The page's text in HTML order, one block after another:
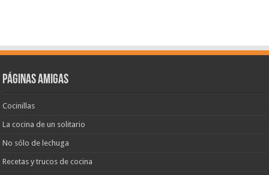
Páginas amigas
Cocinillas
La cocina de un solitario
No sólo de lechuga
Recetas y trucos de cocina